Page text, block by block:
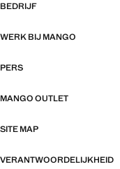
BEDRIJF
WERK BIJ MANGO
PERS
MANGO OUTLET
SITE MAP
VERANTWOORDELIJKHEID